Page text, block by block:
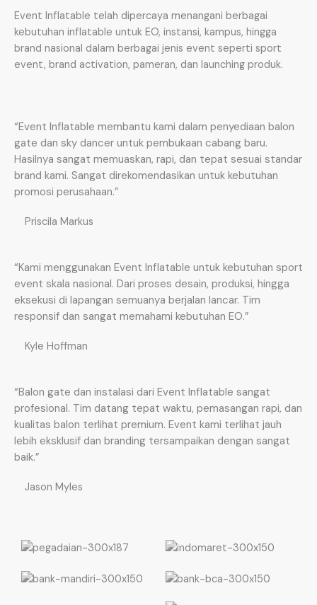
Event Inflatable telah dipercaya menangani berbagai
kebutuhan inflatable untuk EO, instansi, kampus, hingga
brand nasional dalam berbagai jenis event seperti sport
event, brand activation, pameran, dan launching produk.
“Event Inflatable membantu kami dalam penyediaan balon
gate dan sky dancer untuk pembukaan cabang baru.
Hasilnya sangat memuaskan, rapi, dan tepat sesuai standar
brand kami. Sangat direkomendasikan untuk kebutuhan
promosi perusahaan.”
Priscila Markus
“Kami menggunakan Event Inflatable untuk kebutuhan sport
event skala nasional. Dari proses desain, produksi, hingga
eksekusi di lapangan semuanya berjalan lancar. Tim
responsif dan sangat memahami kebutuhan EO.”
Kyle Hoffman
“Balon gate dan instalasi dari Event Inflatable sangat
profesional. Tim datang tepat waktu, pemasangan rapi, dan
kualitas balon terlihat premium. Event kami terlihat jauh
lebih eksklusif dan branding tersampaikan dengan sangat
baik.”
Jason Myles